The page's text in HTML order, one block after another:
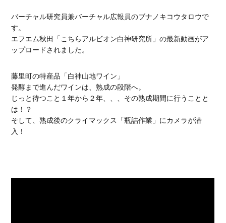
バーチャル研究員兼バーチャル広報員のブナノキコウタロウで
す。
エフエム秋田「こちらアルビオン白神研究所」の最新動画がア
ップロードされました。
藤里町の特産品「白神山地ワイン」
発酵まで進んだワインは、熟成の段階へ。
じっと待つこと１年から２年、、、その熟成期間に行うことと
は！？
そして、熟成後のクライマックス「瓶詰作業」にカメラが潜
入！